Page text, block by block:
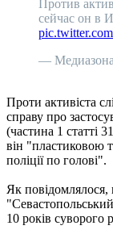
Против
сейчас он в
— Медиазона
Проти активіста
справу про
(частина 1 статті
він "пластиковою
поліції по голові".
Як
10 років суворого